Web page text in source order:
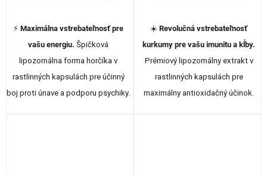
⚡ Maximálna vstrebateľnosť pre
vašu energiu. Špičková
lipozomálna forma horčíka v
rastlinných kapsulách pre účinný
boj proti únave a podporu psychiky.
☀️ Revolučná vstrebateľnosť
kurkumy pre vašu imunitu a kĺby.
Prémiový lipozomálny extrakt v
rastlinných kapsulách pre
maximálny antioxidačný účinok.